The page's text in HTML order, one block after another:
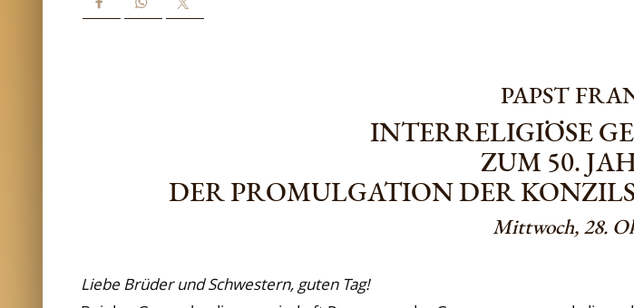
PAPST
INTERRELIGIÖSE
ZUM 50.
DER PROMULGATION DER
Mittwoch, 28.
Liebe Brüder und Schwestern, guten Tag!